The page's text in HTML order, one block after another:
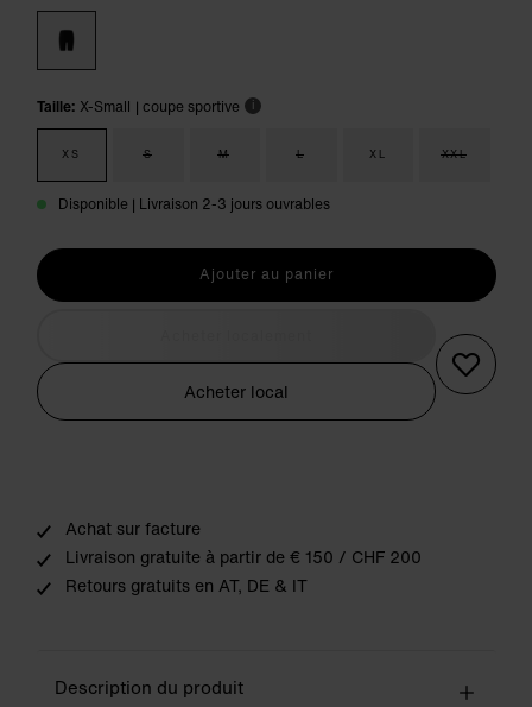
Taille: X-Small | coupe sportive i
XS S M L XL XXL
Disponible | Livraison 2-3 jours ouvrables
Ajouter au panier
Acheter local
Achat sur facture
Livraison gratuite à partir de € 150 / CHF 200
Retours gratuits en AT, DE & IT
Description du produit